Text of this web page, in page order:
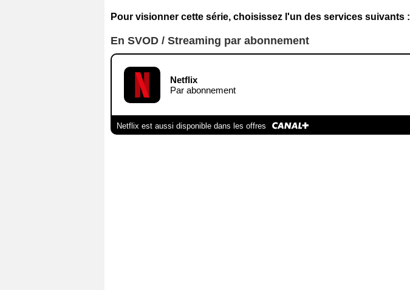
Pour visionner cette série, choisissez l'un des services suivants :
En SVOD / Streaming par abonnement
Netflix
Par abonnement
Netflix est aussi disponible dans les offres